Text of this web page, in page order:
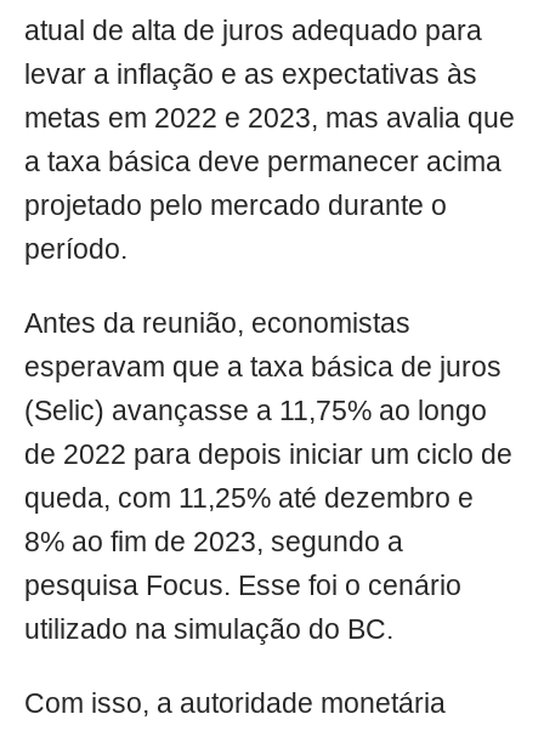
atual de alta de juros adequado para
levar a inflação e as expectativas às
metas em 2022 e 2023, mas avalia que
a taxa básica deve permanecer acima
projetado pelo mercado durante o
período.
Antes da reunião, economistas
esperavam que a taxa básica de juros
(Selic) avançasse a 11,75% ao longo
de 2022 para depois iniciar um ciclo de
queda, com 11,25% até dezembro e
8% ao fim de 2023, segundo a
pesquisa Focus. Esse foi o cenário
utilizado na simulação do BC.
Com isso, a autoridade monetária